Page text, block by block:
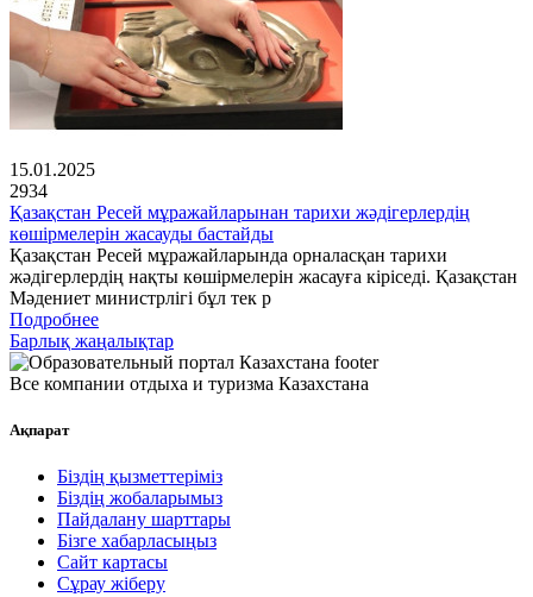
15.01.2025
2934
Қазақстан Ресей мұражайларынан тарихи жәдігерлердің
көшірмелерін жасауды бастайды
Қазақстан Ресей мұражайларында орналасқан тарихи
жәдігерлердің нақты көшірмелерін жасауға кіріседі. Қазақстан
Мәдениет министрлігі бұл тек р
Подробнее
Барлық жаңалықтар
Все компании отдыха и туризма Казахстана
Ақпарат
Біздің қызметтеріміз
Біздің жобаларымыз
Пайдалану шарттары
Бізге хабарласыңыз
Сайт картасы
Сұрау жіберу